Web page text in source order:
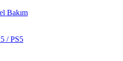
Bakım
/ PS5